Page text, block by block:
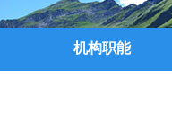
机构职能